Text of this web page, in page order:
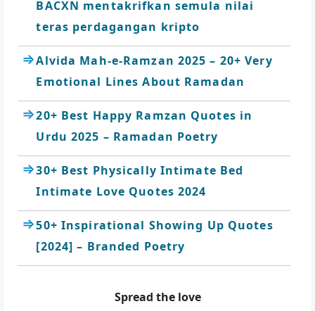
BACXN mentakrifkan semula nilai
teras perdagangan kripto
Alvida Mah-e-Ramzan 2025 – 20+ Very
Emotional Lines About Ramadan
20+ Best Happy Ramzan Quotes in
Urdu 2025 – Ramadan Poetry
30+ Best Physically Intimate Bed
Intimate Love Quotes 2024
50+ Inspirational Showing Up Quotes
[2024] – Branded Poetry
Spread the love